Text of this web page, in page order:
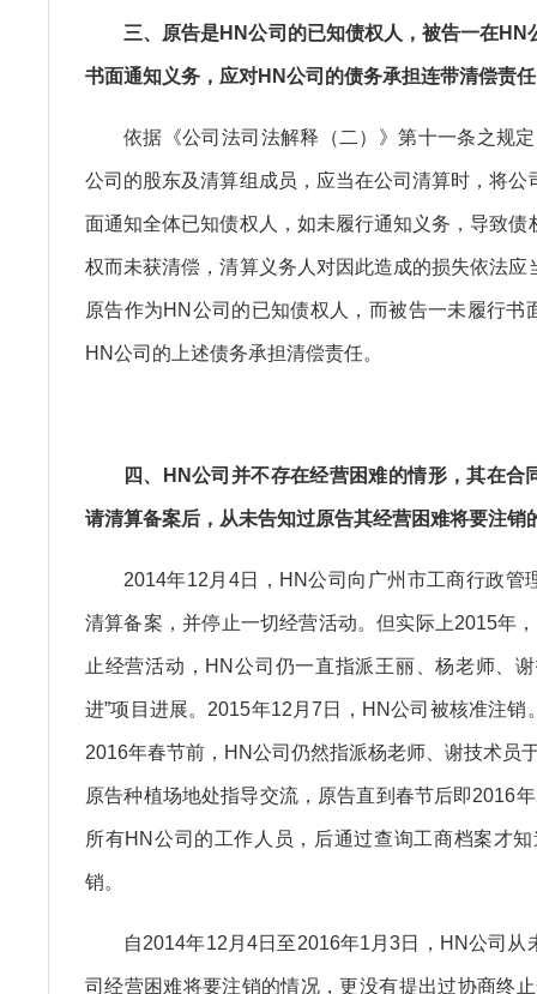
三、原告是HN公司的已知债权人，被告一在HN
书面通知义务，应对HN公司的债务承担连带清偿责
依据《公司法司法解释（二）》第十一条之规
公司的股东及清算组成员，应当在公司清算时，将公
面通知全体已知债权人，如未履行通知义务，导致债
权而未获清偿，清算义务人对因此造成的损失依法应
原告作为HN公司的已知债权人，而被告一未履行书
HN公司的上述债务承担清偿责任。
四、HN公司并不存在经营困难的情形，其在合
请清算备案后，从未告知过原告其经营困难将要注销
2014年12月4日，HN公司向广州市工商行政管
清算备案，并停止一切经营活动。但实际上2015年
止经营活动，HN公司仍一直指派王丽、杨老师、
进”项目进展。2015年12月7日，HN公司被核准注销
2016年春节前，HN公司仍然指派杨老师、谢技术员
原告种植场地处指导交流，原告直到春节后即2016
所有HN公司的工作人员，后通过查询工商档案才
销。
自2014年12月4日至2016年1月3日，HN公司从
司经营困难将要注销的情况，更没有提出过协商终